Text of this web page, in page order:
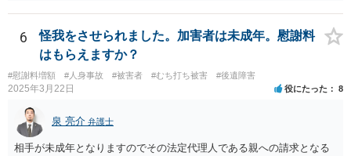
ので、弁護士を交代しても状況は変わらないでしょう。今の弁護士と
十分に打ち合わせをすることが重要だと思います。
6
怪我をさせられました。加害者は未成年。慰謝料
はもらえますか？
#慰謝料増額 #人身事故 #被害者 #むち打ち被害 #後遺障害
2025年3月22日 役にたった 8
泉 亮介 弁護士
相手が未成年となりますのでその法定代理人である親への請求となる